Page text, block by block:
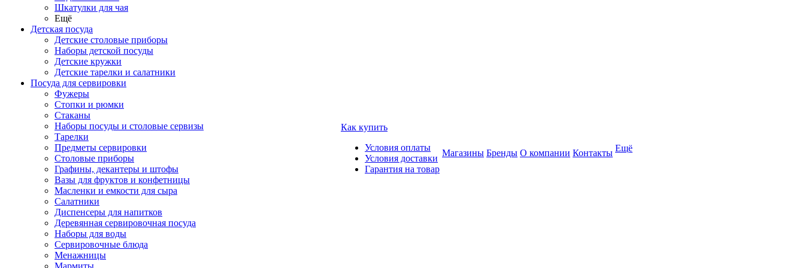
Шкатулки для чая
Ещё
Детская посуда
Детские столовые приборы
Наборы детской посуды
Детские кружки
Детские тарелки и салатники
Посуда для сервировки
Фужеры
Стопки и рюмки
Стаканы
Наборы посуды и столовые сервизы
Тарелки
Предметы сервировки
Столовые приборы
Графины, декантеры и штофы
Вазы для фруктов и конфетницы
Масленки и емкости для сыра
Салатники
Диспенсеры для напитков
Деревянная сервировочная посуда
Наборы для воды
Сервировочные блюда
Менажницы
Мармиты
Как купить
Условия оплаты
Условия доставки
Гарантия на товар
Магазины Бренды О компании Контакты Ещё